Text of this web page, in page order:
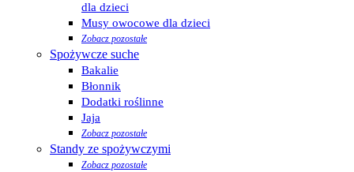
dla dzieci
Musy owocowe dla dzieci
Zobacz pozostałe
Spożywcze suche
Bakalie
Błonnik
Dodatki roślinne
Jaja
Zobacz pozostałe
Standy ze spożywczymi
Zobacz pozostałe